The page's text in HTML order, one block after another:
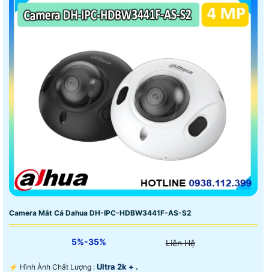
Camera Mắt Cá Dahua DH-IPC-HDBW3441F-AS-S2
5%-35% Liên Hệ
️⚡ Hình Ành Chất Lượng : Ultra 2k + .